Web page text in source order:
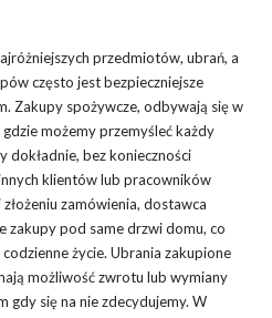
przedmiotów, ubrań, a
często jest bezpieczniejsze
Zakupy spożywcze, odbywają się w
możemy przemyśleć każdy
bez konieczności
klientów lub pracowników
zamówienia, dostawca
zakupy pod same drzwi domu, co
życie. Ubrania zakupione
możliwość zwrotu lub wymiany
gdy się na nie zdecydujemy. W